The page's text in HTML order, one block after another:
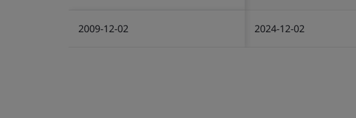
2009-12-02 2024-12-02